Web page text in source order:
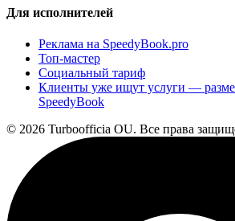
Для исполнителей
Реклама на SpeedyBook.pro
Топ-мастер
Социальный тариф
Клиенты уже ищут услуги —
SpeedyBook
© 2026 Turboofficia OU. Все права